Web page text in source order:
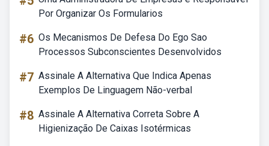
Por Organizar Os Formularios
#6 Os Mecanismos De Defesa Do Ego Sao
Processos Subconscientes Desenvolvidos
#7 Assinale A Alternativa Que Indica Apenas
Exemplos De Linguagem Não-verbal
#8 Assinale A Alternativa Correta Sobre A
Higienização De Caixas Isotérmicas